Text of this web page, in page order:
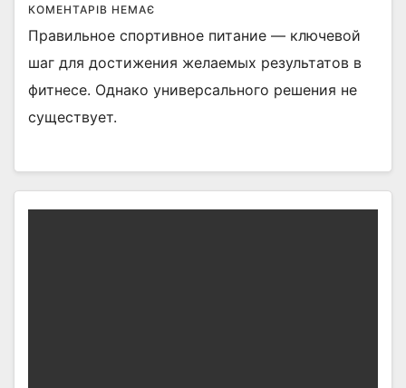
КОМЕНТАРІВ НЕМАЄ
Правильное спортивное питание — ключевой
шаг для достижения желаемых результатов в
фитнесе. Однако универсального решения не
существует.